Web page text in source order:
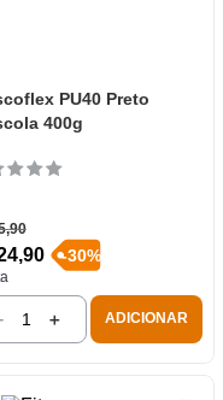
PU40 Preto
400g
,90
,90 -30%
＋ ADICIONAR